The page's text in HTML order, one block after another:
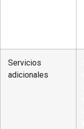
Servicios
adicionales